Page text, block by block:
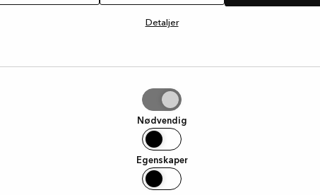
Detaljer
Nødvendig
Egenskaper